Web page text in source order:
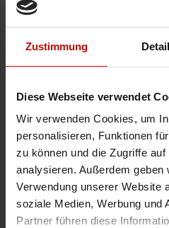
Zustimmung
Diese Webseite verwendet
Wir verwenden Cookies, um
personalisieren, Funktionen
zu können und die Zugriffe
analysieren. Außerdem
Verwendung unserer Website
soziale Medien, Werbung und
Partner führen diese